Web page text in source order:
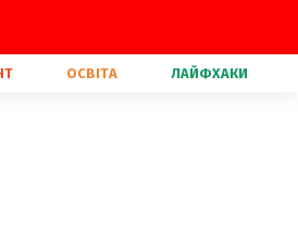
ОСВІТА ЛАЙФХАКИ